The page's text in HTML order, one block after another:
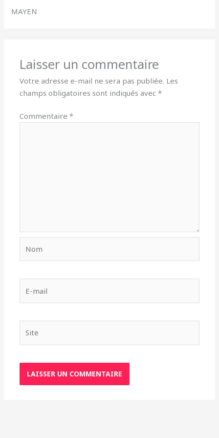
MAYEN
Laisser un commentaire
Votre adresse e-mail ne sera pas publiée. Les
champs obligatoires sont indiqués avec*
Commentaire*
mail